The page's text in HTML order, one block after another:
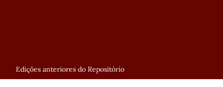
Edições anteriores do Repositório